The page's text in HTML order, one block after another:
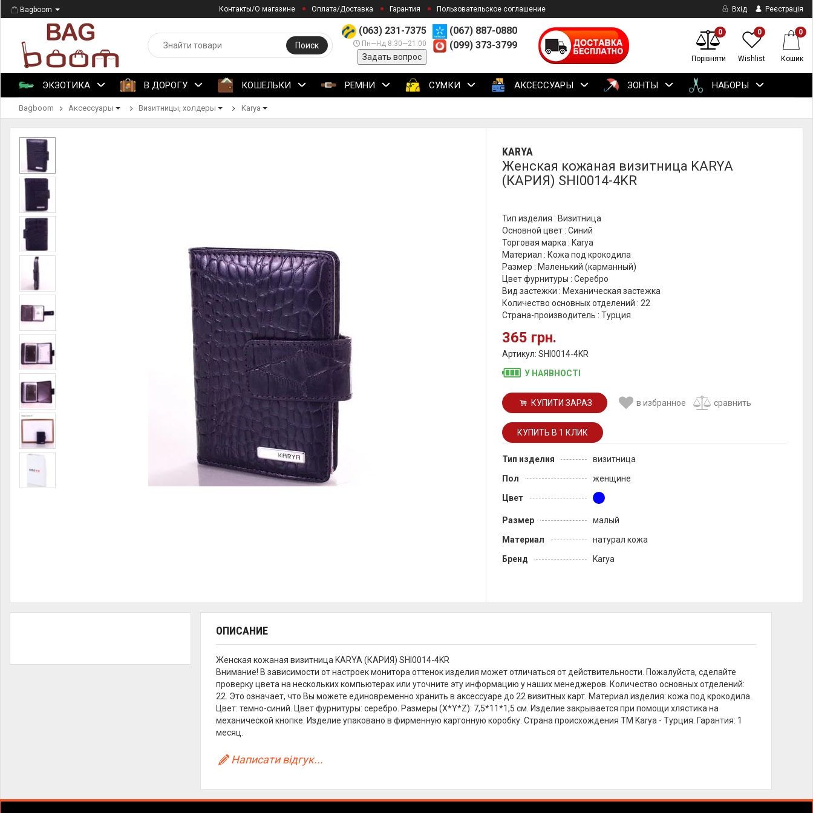
Bagboom Контакты/О магазине Оплата/Доставка Гарантия Пользовательское соглашение Вхід Реєстрація
(063) 231-7375
Пн—Нд 8:30—21:00
Задать вопрос
(067) 887-0880
(099) 373-3799
Поиск
0
Порівняти
0
Wishlist
0
Кошик
ЭКЗОТИКА В ДОРОГУ КОШЕЛЬКИ РЕМНИ СУМКИ АКСЕССУАРЫ ЗОНТЫ НАБОРЫ
Bagboom Аксессуары Визитницы, холдеры Karya
KARYA
Женская кожаная визитница KARYA
(КАРИЯ) SHI0014-4KR
Тип изделия : Визитница
Основной цвет : Синий
Торговая марка : Karya
Материал : Кожа под крокодила
Размер : Маленький (карманный)
Цвет фурнитуры : Серебро
Вид застежки : Механическая застежка
Количество основных отделений : 22
Страна-производитель : Турция
365 грн.
Артикул: SHI0014-4KR
У НАЯВНОСТІ
КУПИТИ ЗАРАЗ в избранное сравнить
Тип изделия
визитница
Пол
женщине
Цвет
Размер
малый
Материал
натурал кожа
Бренд
Karya
ОПИСАНИЕ
Женская кожаная визитница KARYA (КАРИЯ) SHI0014-4KR
Внимание! В зависимости от настроек монитора оттенок изделия может отличаться от действительности. Пожалуйста, сделайте
проверку цвета на нескольких компьютерах или уточните эту информацию у наших менеджеров. Количество основных отделений:
22. Это означает, что Вы можете единовременно хранить в аксессуаре до 22 визитных карт. Материал изделия: кожа под крокодила.
Цвет: темно-синий. Цвет фурнитуры: серебро. Размеры (X*Y*Z): 7,5*11*1,5 см. Изделие закрывается при помощи хлястика на
механической кнопке. Изделие упаковано в фирменную картонную коробку. Страна происхождения TM Karya - Турция. Гарантия: 1
месяц.
Написати відгук...